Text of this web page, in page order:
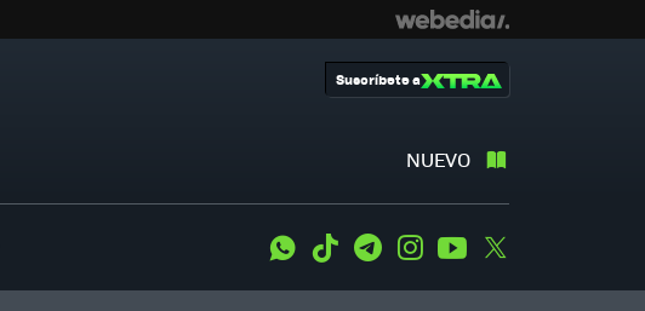
NUEVO
Suscríbete a
WhatsApp
Tiktok TelegramInstagramYoutube